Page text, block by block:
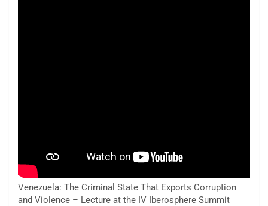
Venezuela: The Criminal State That Exports Corruption
and Violence – Lecture at the IV Iberosphere Summit